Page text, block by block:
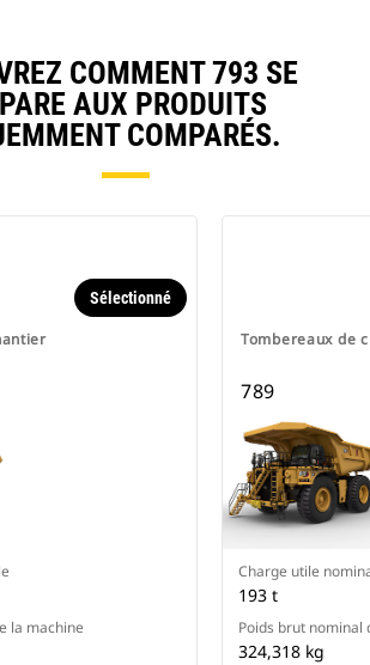
COMMENT 793 SE
AUX PRODUITS
COMPARÉS.
Sélectionné
la machine
Tombereaux de
789
Charge utile
193 t
Poids brut nominal
324,318 kg